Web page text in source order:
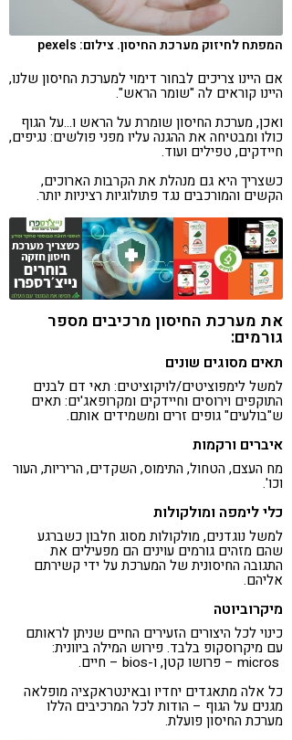
טבעונות
המפתח לחיזוק מערכת החיסון. צילום: pexels
אם היינו צריכים לבחור דימוי למערכת החיסון שלנו,
היינו קוראים לה "שומר הראש".
ואכן, מערכת החיסון שומרת על הראש ו…על הגוף
כולו ומבטיחה את ההגנה עליו מפני פולשים: נגיפים,
חיידקים, טפילים ועוד.
כשצריך היא גם מנהלת את הקרבות הארוכים,
הקשים והמורכבים נגד פתולוגיות רציניות יותר.
את מערכת החיסון מרכיבים מספר
גורמים:
תאים מסוגים שונים
למשל לימפוציטים/לויקוציטים: תאי דם לבנים
התוקפים וירוסים וחיידקים ומקרופאג'ים: תאים
ש"בולעים" גופים זרים ומשמידים אותם.
איברים ורקמות
מח העצם, הטחול, התימוס, השקדים, הריריות, העור
וכו'.
כלי לימפה ומולקולות
למשל נוגדנים, מולקולות מסוג חלבון כשברגע
שהם מזהים גורמים עוינים הם מפעילים את
התגובה החיסונית של המערכת על ידי קשירתם
אליהם.
מיקרוביוטה
כינוי לכל היצורים הזעירים החיים שניתן לראותם
עם מיקרוסקופ בלבד. פירוש המילה ביוונית:
כל אלה מתאגדים יחדיו ובאינטראקציה מופלאה
מגנים על הגוף – הודות לכל המרכיבים הללו
מערכת החיסון פועלת.